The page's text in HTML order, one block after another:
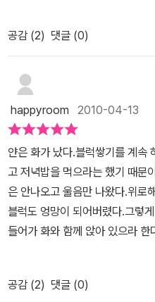
는 모습으로 다시금 변화된 모
때로는 책이 엄마의 잔소리보다
깨닫게 된다.틱낫한 스님이 추천
대한 두려움을 없어지게해주는
할 수 있겠다.
히 가라앉혀 스스로 감정을 어
리들의 아이는 다른 정서장애로
보고 마음 다스리기 훈련과 연습
않을까 생각해 보았다.
도를 닦으란 말입니까. 한 발 물
좀처럼 무슨 일에도 화가 나지 않
일지도 모른다는 생각을 불러오
다는 걸 증명했습니다.그렇다고
는 노릇. 겉잡을 수 없는 불길로
그것만큼 해로운 것도 없겠지요
다. '이제 사람들에게 나쁜 말을
지만 어쩔 수가 없어. 내가 도와
면 언제든지 나와 함께 앉아 있을
화나게 하는'이라는 말엔화가밖
의도가 숨어 있습니다.하지만 얀
그것이어디로부터솟아나는 지
이 아니라 성의껏 살피고 보듬
<내 맘대로 안되는 딸 당당한 리
공감 (2) 댓글 (0)
happyroom 2010-04-13
얀은 화가 났다.블럭쌓기를 계속
고 저녁밥을 먹으라는 했기 때문
은 안나오고 울음만 나왔다.위로
블럭도 엉망이 되어버렸다.그렇
들어가 화와 함께 앉아 있으라 한
엔 같이 얘기도 하고 춤도 춘다.
는다. 계속~화가 자꾸 뭘 하자 해
공감 (2) 댓글 (0)